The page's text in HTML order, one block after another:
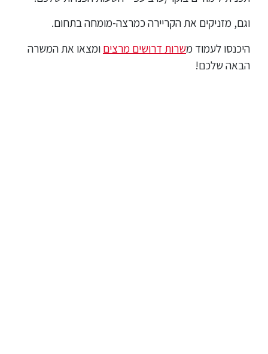
וגם, מזניקים את הקריירה כמרצה-מומחה בתחום.
היכנסו לעמוד משרות דרושים מרצים ומצאו את המשרה
הבאה שלכם!